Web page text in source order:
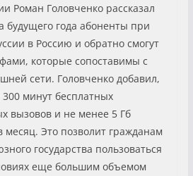
Роман Головченко рассказал
будущего года абоненты при
в Россию и обратно смогут
которые сопоставимы с
сети. Головченко добавил,
минут бесплатных
вызовов и не менее 5 Гб
Это позволит гражданам
государства пользоваться
еще большим объемом